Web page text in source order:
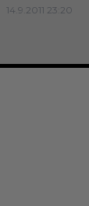
14.9.2011 23:20